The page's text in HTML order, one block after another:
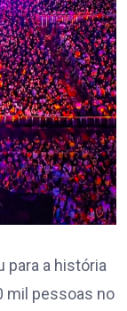
para a história
mil pessoas no